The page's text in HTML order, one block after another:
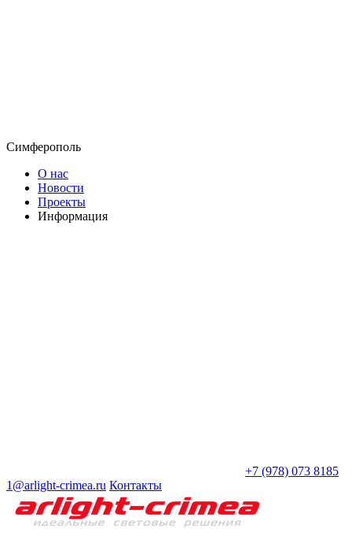
Симферополь
О нас
Новости
Проекты
Информация
+7 (978) 073 8185
1@arlight-crimea.ru Контакты